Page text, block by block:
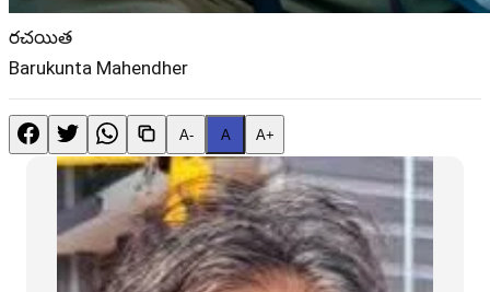
రచయిత
Barukunta Mahendher
A- A A+